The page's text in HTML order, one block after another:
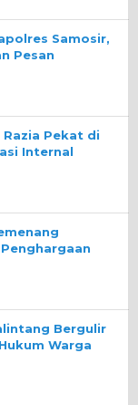
Samosir,
Pesan
Pekat di
Internal
Bergulir
Warga